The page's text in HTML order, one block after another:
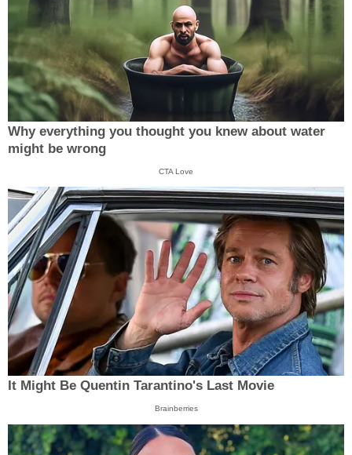
Why everything you thought you knew about water
might be wrong
CTA Love
It Might Be Quentin Tarantino's Last Movie
Brainberries